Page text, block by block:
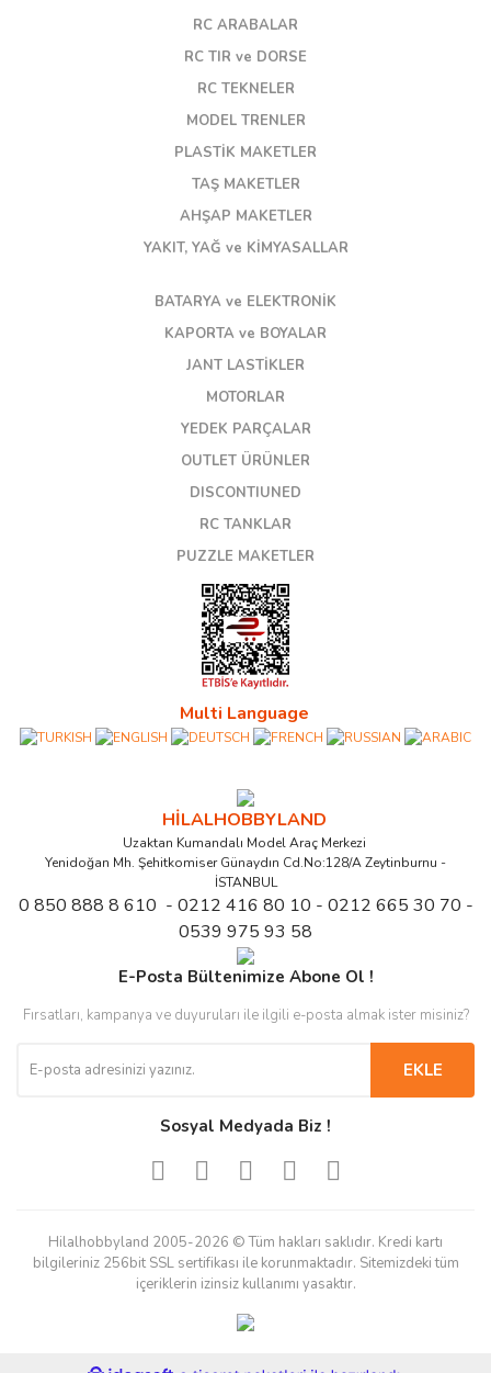
RC ARABALAR
RC TIR ve DORSE
RC TEKNELER
MODEL TRENLER
PLASTİK MAKETLER
TAŞ MAKETLER
AHŞAP MAKETLER
YAKIT, YAĞ ve KİMYASALLAR
BATARYA ve ELEKTRONİK
KAPORTA ve BOYALAR
JANT LASTİKLER
MOTORLAR
YEDEK PARÇALAR
OUTLET ÜRÜNLER
DISCONTIUNED
RC TANKLAR
PUZZLE MAKETLER
Multi Language
HİLALHOBBYLAND
Uzaktan Kumandalı Model Araç Merkezi
Yenidoğan Mh. Şehitkomiser Günaydın Cd.No:128/A Zeytinburnu -
İSTANBUL
0 850 888 8 610 - 0212 416 80 10 - 0212 665 30 70 -
0539 975 93 58
E-Posta Bültenimize Abone Ol !
Fırsatları, kampanya ve duyuruları ile ilgili e-posta almak ister misiniz?
EKLE
Sosyal Medyada Biz !
Hilalhobbyland 2005-2026 © Tüm hakları saklıdır. Kredi kartı
bilgileriniz 256bit SSL sertifikası ile korunmaktadır. Sitemizdeki tüm
içeriklerin izinsiz kullanımı yasaktır.